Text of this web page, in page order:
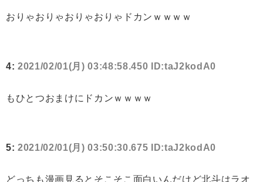
おりゃおりゃおりゃおりゃドカンｗｗｗｗ
4: 2021/02/01(月) 03:48:58.450 ID:taJ2kodA0
もひとつおまけにドカンｗｗｗｗ
5: 2021/02/01(月) 03:50:30.675 ID:taJ2kodA0
どっちも漫画見るとそこそこ面白いんだけど北斗はラオ